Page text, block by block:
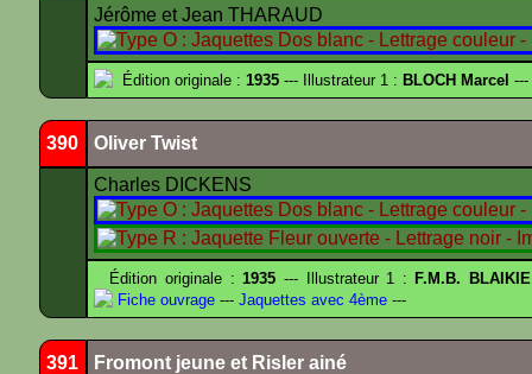
Jérôme et Jean THARAUD
Édition originale : 1935 --- Illustrateur 1 : BLOCH Marcel ---
390 Oliver Twist
Charles DICKENS
Édition originale :1935 --- Illustrateur 1 : F.M.B.
Fiche ouvrage --- Jaquettes avec 4ème ---
391 Fromont jeune et Risler ainé